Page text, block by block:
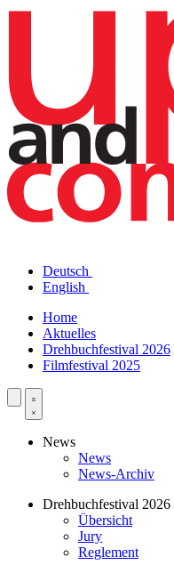
Deutsch
English
Home
Aktuelles
Drehbuchfestival 2026
Filmfestival 2025
News
News
News-Archiv
Drehbuchfestival 2026
Übersicht
Jury
Reglement